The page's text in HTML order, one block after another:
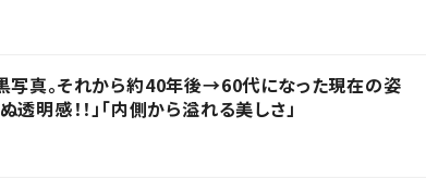
写真。それから約40年後→60代になった現在の姿
明感！！」「内側から溢れる美しさ」